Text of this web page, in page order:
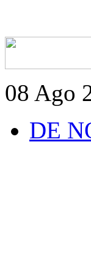
08 Ago
DE